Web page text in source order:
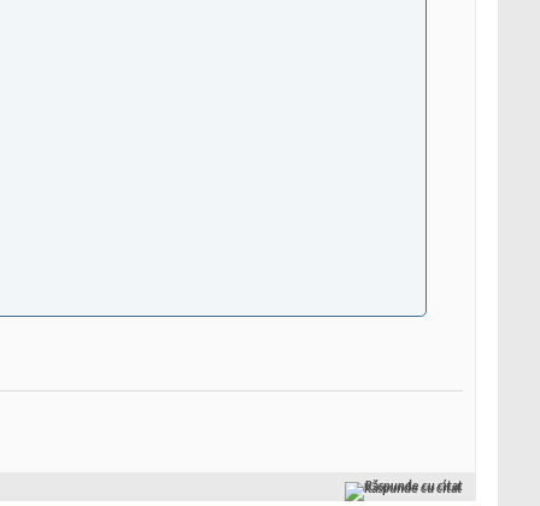
Răspunde cu citat